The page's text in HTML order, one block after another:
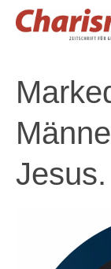
Zum
Inhalt
Jesus.